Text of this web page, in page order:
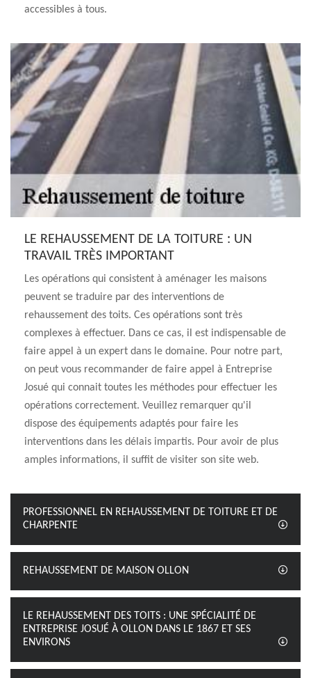
accessibles à tous.
LE REHAUSSEMENT DE LA TOITURE : UN
TRAVAIL TRÈS IMPORTANT
Les opérations qui consistent à aménager les maisons
peuvent se traduire par des interventions de
rehaussement des toits. Ces opérations sont très
complexes à effectuer. Dans ce cas, il est indispensable de
faire appel à un expert dans le domaine. Pour notre part,
on peut vous recommander de faire appel à Entreprise
Josué qui connait toutes les méthodes pour effectuer les
opérations correctement. Veuillez remarquer qu'il
dispose des équipements adaptés pour faire les
interventions dans les délais impartis. Pour avoir de plus
amples informations, il suffit de visiter son site web.
PROFESSIONNEL EN REHAUSSEMENT DE TOITURE ET DE
CHARPENTE
REHAUSSEMENT DE MAISON OLLON
LE REHAUSSEMENT DES TOITS : UNE SPÉCIALITÉ DE
ENTREPRISE JOSUÉ À OLLON DANS LE 1867 ET SES
ENVIRONS